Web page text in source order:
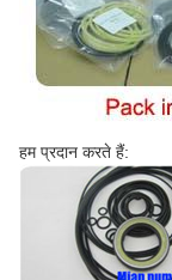
हम प्रदान करते हैं: